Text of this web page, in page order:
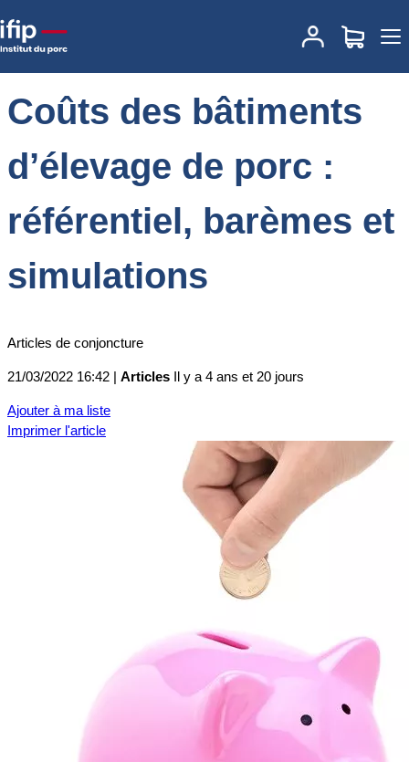
Accueil
Coûts des bâtiments d’élevage de porc :
référentiel, barèmes et simulations
Coûts des bâtiments
d’élevage de porc :
référentiel, barèmes et
simulations
Articles de conjoncture
21/03/2022 16:42 | Articles Il y a 4 ans et 20 jours
Ajouter à ma liste
Imprimer l'article